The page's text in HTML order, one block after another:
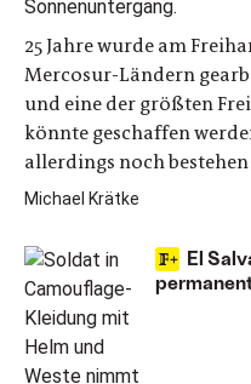
25 Jahre wurde am
Mercosur-Ländern
und eine der größten
könnte geschaffen
allerdings noch bestehen
Michael Krätke
El